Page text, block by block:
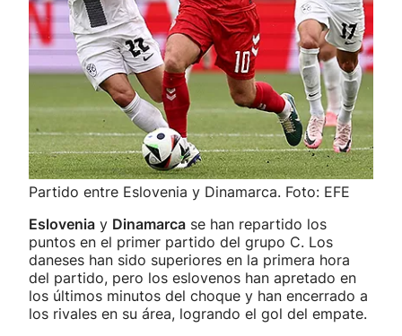
Partido entre Eslovenia y Dinamarca. Foto: EFE
Eslovenia y Dinamarca se han repartido los
puntos en el primer partido del grupo C. Los
daneses han sido superiores en la primera hora
del partido, pero los eslovenos han apretado en
los últimos minutos del choque y han encerrado a
los rivales en su área, logrando el gol del empate.